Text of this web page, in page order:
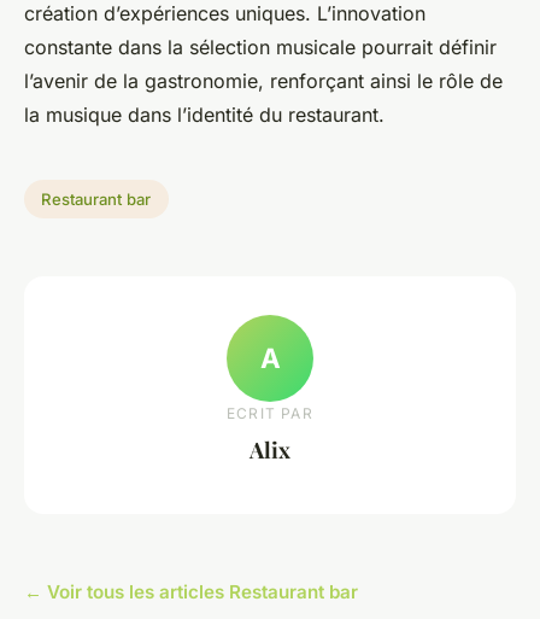
création d’expériences uniques. L’innovation
constante dans la sélection musicale pourrait définir
l’avenir de la gastronomie, renforçant ainsi le rôle de
la musique dans l’identité du restaurant.
Restaurant bar
A
ECRIT PAR
Alix
← Voir tous les articles Restaurant bar